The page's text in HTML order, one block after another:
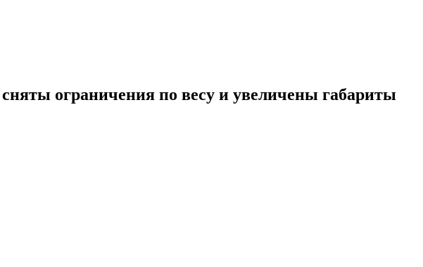
ограничения по весу и увеличены габариты